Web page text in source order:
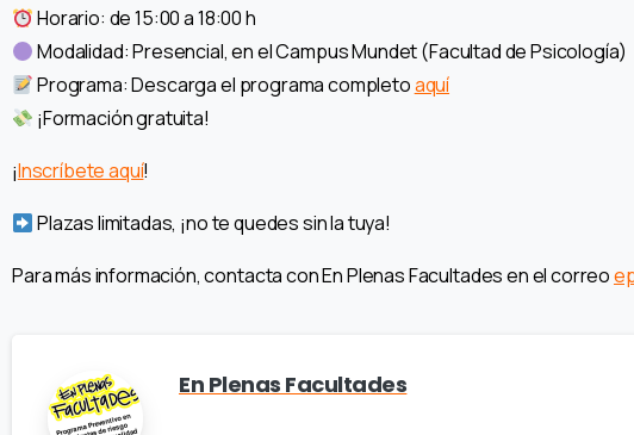
Horario: de 15:00 a 18:00 h
Modalidad: Presencial, en el Campus Mundet (Facultad de Psicología)
Programa: Descarga el programa completoaquí
¡Formación gratuita!
¡Inscríbete aquí!
Plazas limitadas, ¡no te quedes sin la tuya!
Para más información, contacta con En Plenas Facultades en el correo
En Plenas Facultades